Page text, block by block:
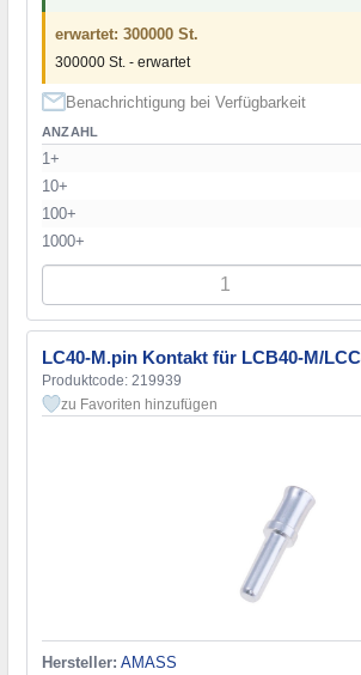
erwartet: 300000 St.
300000 St. - erwartet
Benachrichtigung bei Verfügbarkeit
ANZAHL
1+
10+
100+
1000+
LC40-M.pin Kontakt für LCB40-M/
Produktcode: 219939
zu Favoriten hinzufügen
Hersteller: AMASS